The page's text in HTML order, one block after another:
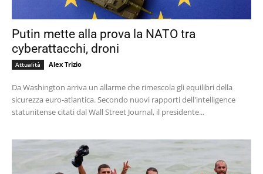
Putin mette alla prova la NATO tra
cyberattacchi, droni
Attualità Alex Trizio
Da Washington arriva un allarme che rimescola gli equilibri della
sicurezza euro-atlantica. Secondo nuovi rapporti dell'intelligence
statunitense citati dal Wall Street Journal, il presidente...